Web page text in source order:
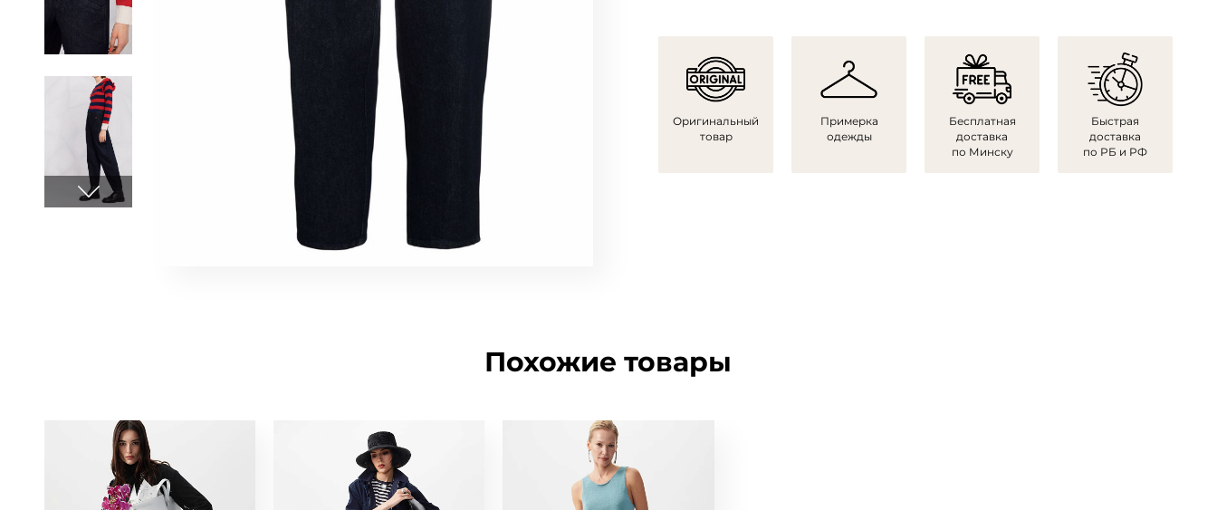
Оригинальный
товар
Примерка
одежды
Бесплатная
доставка
по Минску
Быстрая
доставка
по РБ и РФ
Похожие товары